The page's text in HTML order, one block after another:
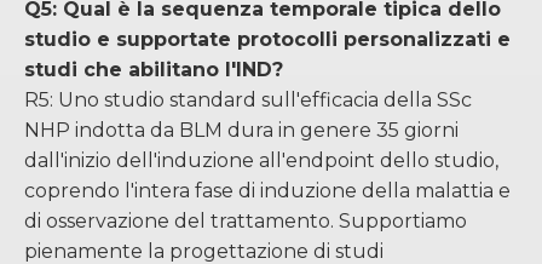
Q5: Qual è la sequenza temporale tipica dello
studio e supportate protocolli personalizzati e
studi che abilitano l'IND?
R5: Uno studio standard sull'efficacia della SSc
NHP indotta da BLM dura in genere 35 giorni
dall'inizio dell'induzione all'endpoint dello studio,
coprendo l'intera fase di induzione della malattia e
di osservazione del trattamento. Supportiamo
pienamente la progettazione di studi